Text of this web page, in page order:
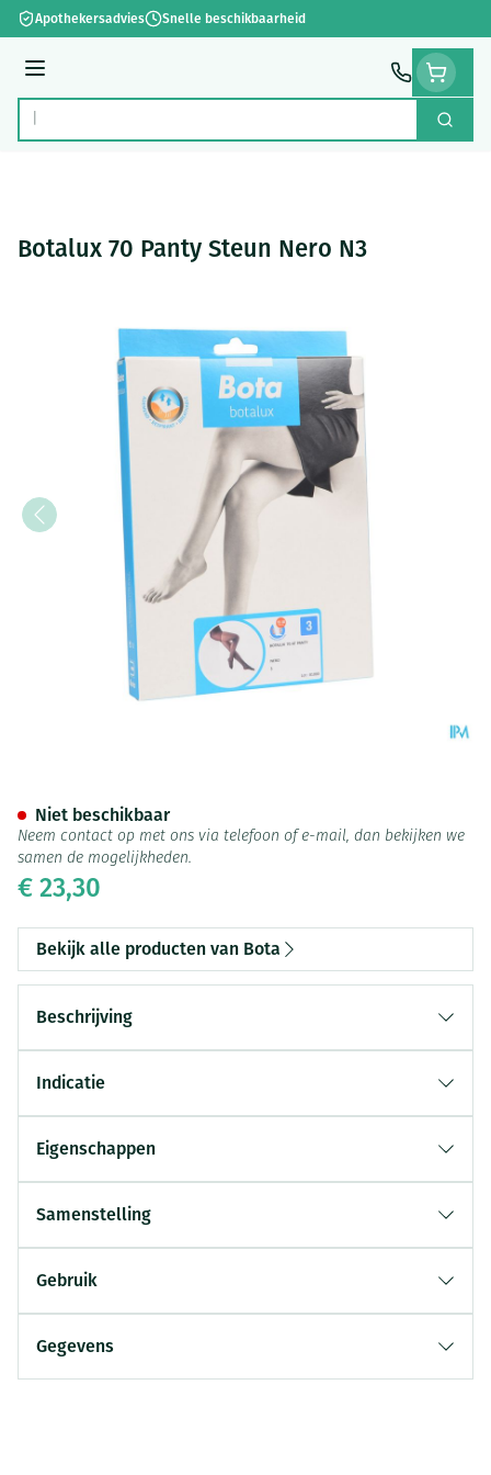
Ga naar de inhoud
Apothekersadvies Snelle beschikbaarheid
Menu
Product, merk, categorie... Zoek
Botalux 70 Panty Steun Nero N3
€ 23,30
Niet beschikbaar
Neem contact op met ons via telefoon of e-mail, dan bekijken we
samen de mogelijkheden.
Bekijk alle producten van Bota
Beschrijving
Indicatie
Eigenschappen
Samenstelling
Gebruik
Gegevens